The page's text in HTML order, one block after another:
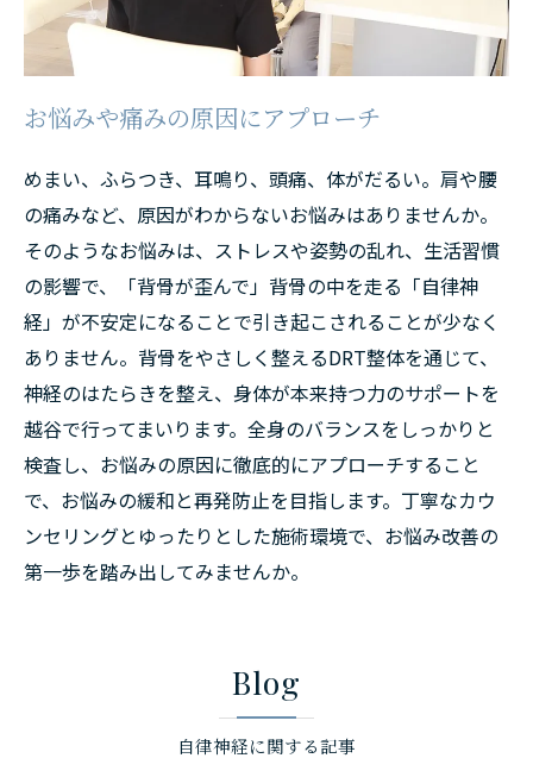
お悩みや痛みの原因にアプローチ
めまい、ふらつき、耳鳴り、頭痛、体がだるい。肩や腰
の痛みなど、原因がわからないお悩みはありませんか。
そのようなお悩みは、ストレスや姿勢の乱れ、生活習慣
の影響で、「背骨が歪んで」背骨の中を走る「自律神
経」が不安定になることで引き起こされることが少なく
ありません。背骨をやさしく整えるDRT整体を通じて、
神経のはたらきを整え、身体が本来持つ力のサポートを
越谷で行ってまいります。全身のバランスをしっかりと
検査し、お悩みの原因に徹底的にアプローチすること
で、お悩みの緩和と再発防止を目指します。丁寧なカウ
ンセリングとゆったりとした施術環境で、お悩み改善の
第一歩を踏み出してみませんか。
Blog
自律神経に関する記事